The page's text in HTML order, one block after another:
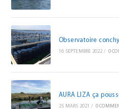
Observatoire
16 SEPTEMBRE 2022 / 0
AURA LIZA ça
25 MARS 2021 / 0